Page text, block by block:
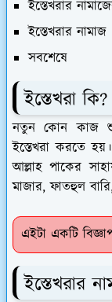
ইস্তেখরার
ইস্তেখরার
সবশেষে
ইস্তেখরা কি?
নতুন কোন কাজ
ইস্তেখরা করতে
আল্লাহ পাকের
মাজার, ফাতহুল
এইটা একটি
ইস্তেখরার